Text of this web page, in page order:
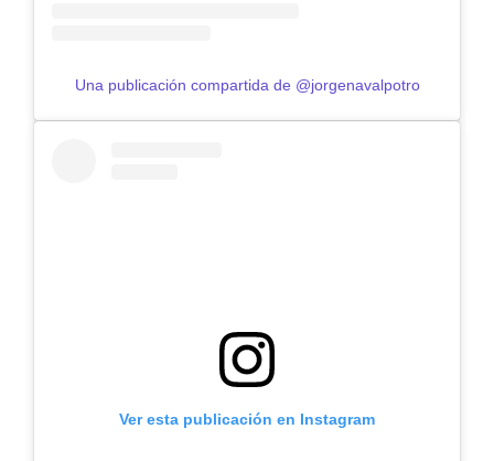
Una publicación compartida de @jorgenavalpotro
Ver esta publicación en Instagram